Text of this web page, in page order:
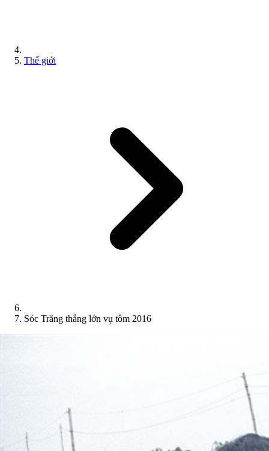
Thế giới
Sóc Trăng thắng lớn vụ tôm 2016